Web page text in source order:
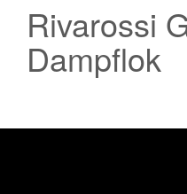
Rivarossi
Dampflok